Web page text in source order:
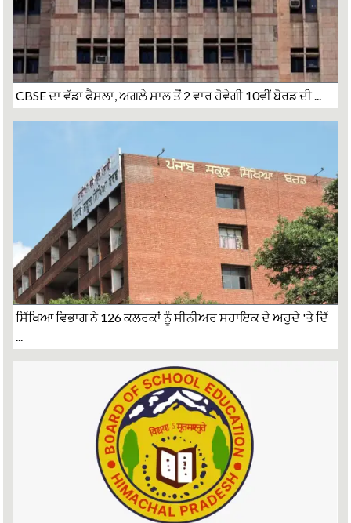
CBSE ਦਾ ਵੱਡਾ ਫੈਸਲਾ, ਅਗਲੇ ਸਾਲ ਤੋਂ 2 ਵਾਰ ਹੋਵੇਗੀ 10ਵੀਂ ਬੋਰਡ ਦੀ ...
ਸਿੱਖਿਆ ਵਿਭਾਗ ਨੇ 126 ਕਲਰਕਾਂ ਨੂੰ ਸੀਨੀਅਰ ਸਹਾਇਕ ਦੇ ਅਹੁਦੇ 'ਤੇ ਦਿੱ